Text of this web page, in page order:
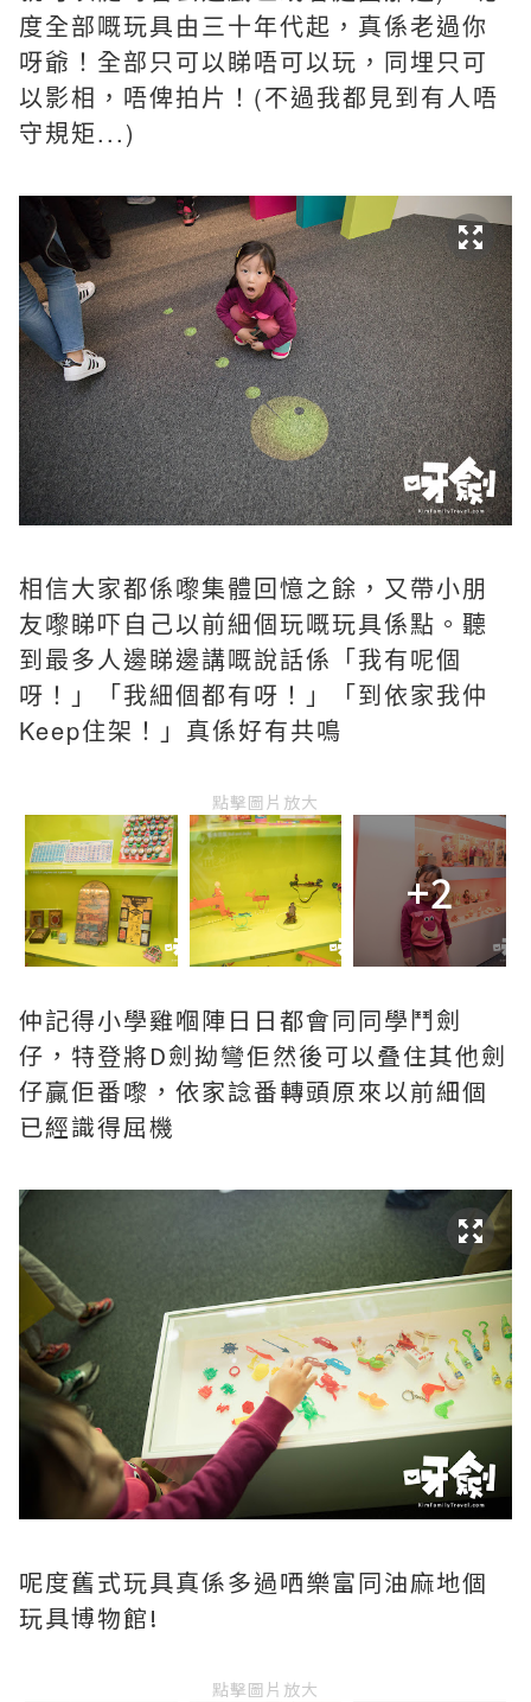
度全部嘅玩具由三十年代起，真係老過你
呀爺！全部只可以睇唔可以玩，同埋只可
以影相，唔俾拍片！(不過我都見到有人唔
守規矩...)
相信大家都係嚟集體回憶之餘，又帶小朋
友嚟睇吓自己以前細個玩嘅玩具係點。聽
到最多人邊睇邊講嘅說話係「我有呢個
呀！」「我細個都有呀！」「到依家我仲
Keep住架！」真係好有共鳴
點擊圖片放大
+2
仲記得小學雞嗰陣日日都會同同學鬥劍
仔，特登將D劍拗彎佢然後可以叠住其他劍
仔贏佢番嚟，依家諗番轉頭原來以前細個
已經識得屈機
呢度舊式玩具真係多過哂樂富同油麻地個
玩具博物館!
點擊圖片放大